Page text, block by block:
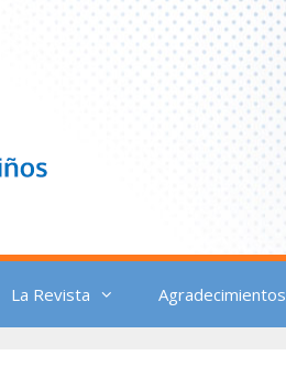
La Revista Agradecimientos